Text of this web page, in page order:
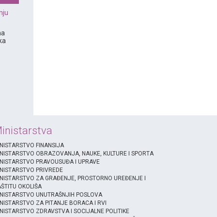
FINANSIJA
OBRAZOVANJA, NAUKE, KULTURE I SPORTA
PRAVOUSUĐA I UPRAVE
PRIVREDE
ZA GRAĐENJE, PROSTORNO UREĐENJE I
OKOLIŠA
UNUTRAŠNJIH POSLOVA
ZA PITANJE BORACA I RVI
ZDRAVSTVA I SOCIJALNE POLITIKE